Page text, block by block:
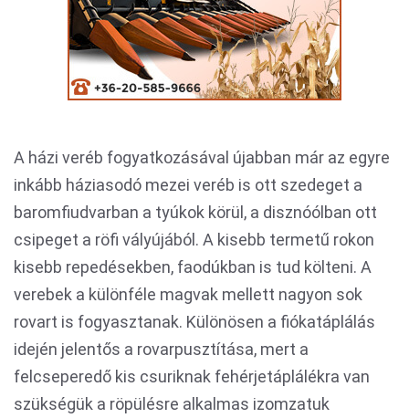
A házi veréb fogyatkozásával újabban már az egyre
inkább háziasodó mezei veréb is ott szedeget a
baromfiudvarban a tyúkok körül, a disznóólban ott
csipeget a röfi vályújából. A kisebb termetű rokon
kisebb repedésekben, faodúkban is tud költeni. A
verebek a különféle magvak mellett nagyon sok
rovart is fogyasztanak. Különösen a fiókatáplálás
idején jelentős a rovarpusztítása, mert a
felcseperedő kis csuriknak fehérjetáplálékra van
szükségük a röpülésre alkalmas izomzatuk